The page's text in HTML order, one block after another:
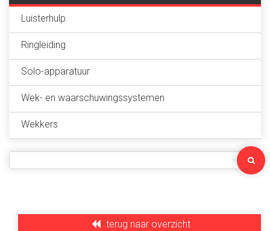
Luisterhulp
Ringleiding
Solo-apparatuur
Wek- en waarschuwingssystemen
Wekkers
terug naar overzicht